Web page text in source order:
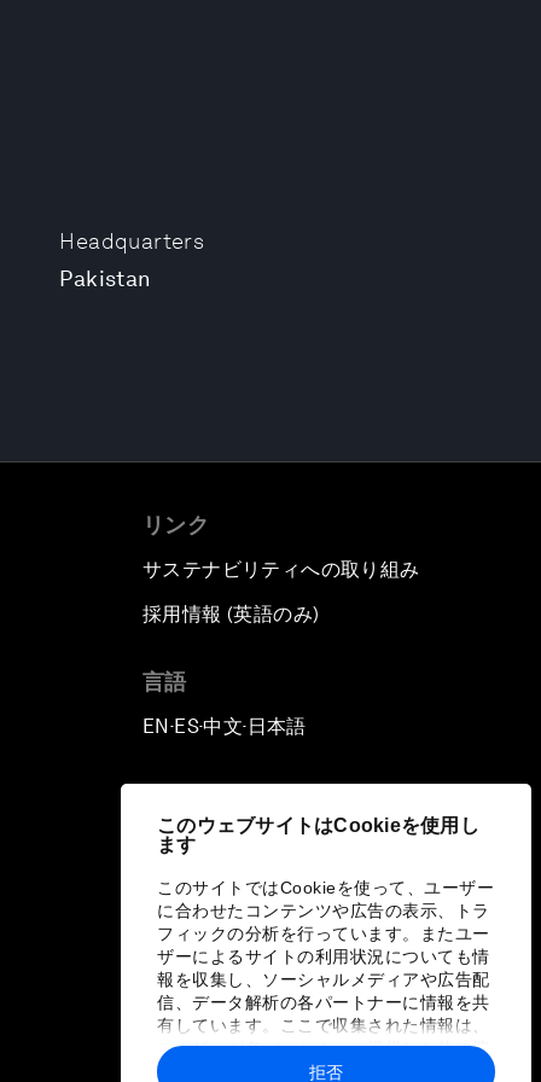
このウェブサイトはCookieを使用し
ます
このサイトではCookieを使って、ユーザー
に合わせたコンテンツや広告の表示、トラ
フィックの分析を行っています。またユー
ザーによるサイトの利用状況についても情
報を収集し、ソーシャルメディアや広告配
信、データ解析の各パートナーに情報を共
有しています。ここで収集された情報は、
ユーザーが各パートナーに提供した他の情
報や各パートナーのサービスを使用した際
拒否
Headquarters
Pakistan
リンク
サステナビリティへの取り組み
採用情報 (英語のみ)
言語
EN ▪ES▪中文▪ 日本語